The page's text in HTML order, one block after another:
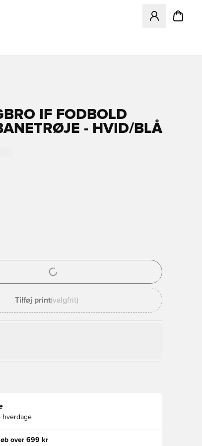
Åbner en
IF FODBOLD
- HVID/BLÅ
logge ind eller tilmelde dig som medlem
Tilføj print(valgfrit)
hverdage
over 699 kr